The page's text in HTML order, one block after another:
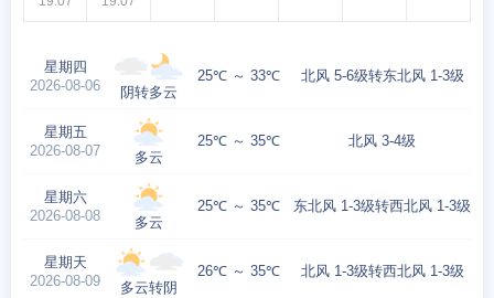
星期四
2026-08-06
阴转多云
25℃ ～ 33℃ 北风 5-6级转东北风 1-3级
星期五
2026-08-07
多云
25℃ ～ 35℃ 北风 3-4级
星期六
2026-08-08
多云
25℃ ～ 35℃ 东北风 1-3级转西北风 1-3级
星期天
2026-08-09
多云转阴
26℃ ～ 35℃ 北风 1-3级转西北风 1-3级